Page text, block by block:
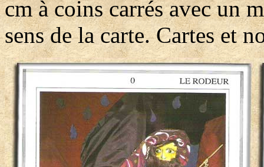
cm à coins carrés avec un
sens de la carte. Cartes et